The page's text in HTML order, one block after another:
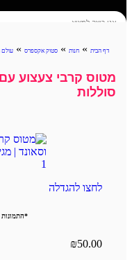
דף הבית » חנות » סטוק אקספרס » עולם
מטוס קרבי צעצוע
סוללות
לחצו להגדלה
₪50.00